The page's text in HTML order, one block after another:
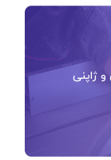
ژاپنی